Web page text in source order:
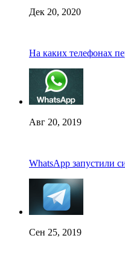
Дек 20, 2020
На каких телефонах
Авг 20, 2019
WhatsApp запустили
Сен 25, 2019